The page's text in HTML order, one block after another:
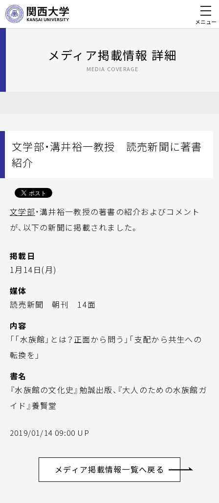
メニュー
メディア掲載情報 詳細
MEDIA COVERAGE
文学部・溝井裕一教授 読売新聞に著書
紹介
文学部・溝井裕一教授の著書の紹介およびコメント
が、以下の新聞に掲載されました。
掲載日
1月14日(月)
媒体
読売新聞 朝刊 14面
内容
「「水族館」とは？正面から問う」「支配から共生への
転換を」
書名
『水族館の文化史』勉誠出版、『大人のための水族館ガ
イド』養賢堂
2019/01/14 09:00 UP
メディア掲載情報一覧へ戻る